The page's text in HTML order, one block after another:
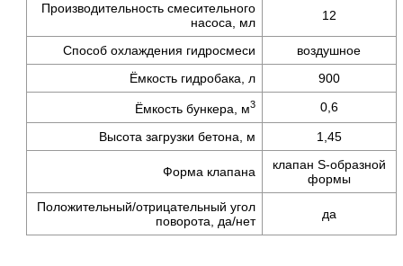
Производительность смесительного
насоса, мл
12
Способ охлаждения гидросмеси
воздушное
Ёмкость гидробака, л
900
Ёмкость бункера, м3 0,6
Высота загрузки бетона, м 1,45
Форма клапана клапан S-образной
формы
Положительный/отрицательный угол
поворота, да/нет да